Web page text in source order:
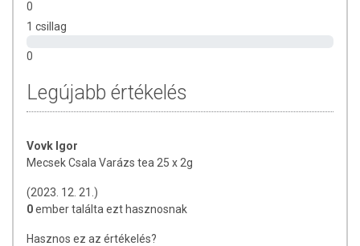
Tárolás:
Az oldalunkon lévő adatokat folyamatosan frissítjük, törekszünk arra,
hogy ennek ellenére a webshopon szereplő adatok (beleértve a
termékfotókat, tápérték-, összetétel-, és allergén információkat is) csak
csomagolásán találják meg.
0
1 csillag
0
Legújabb értékelés
Vovk Igor
Mecsek Csala Varázs tea 25 x 2g
(2023. 12. 21.)
0ember találta ezt hasznosnak
Hasznos ez az értékelés?